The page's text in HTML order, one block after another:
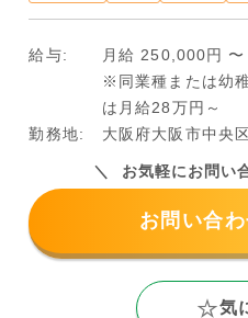
給与:
月給 250,000円
※同業種または幼
は月給28万円～
勤務地:
大阪府大阪市中央
お気軽にお問い
お問い合
気